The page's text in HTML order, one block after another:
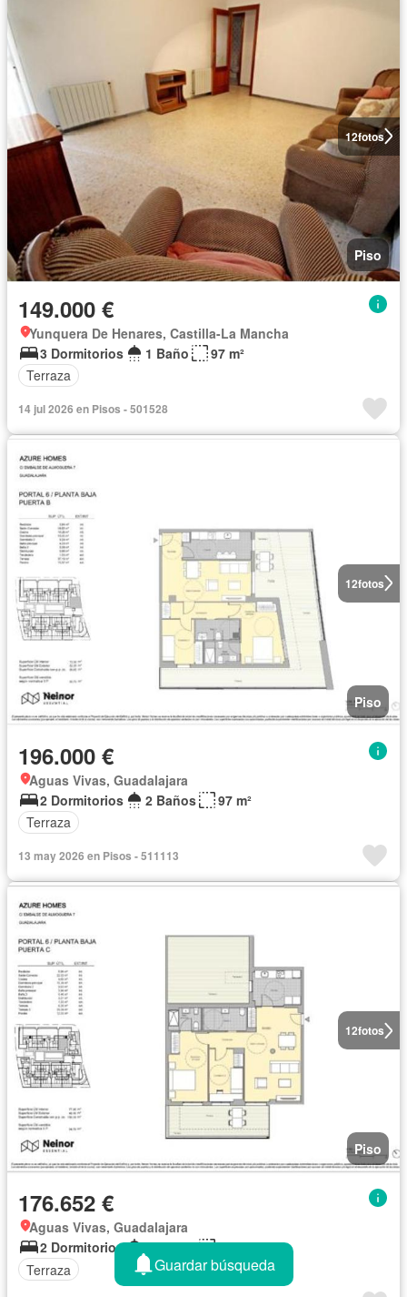
12fotos
Piso
149.000 €
Yunquera De Henares, Castilla-La Mancha
3 Dormitorios
1 Baño
97 m²
Terraza
14 jul 2026 en Pisos - 501528
12fotos
Piso
196.000 €
Aguas Vivas, Guadalajara
2 Dormitorios
2 Baños
97 m²
Terraza
13 may 2026 en Pisos - 511113
12fotos
Piso
176.652 €
Aguas Vivas, Guadalajara
2 Dormitorios
2 Baños
100 m²
Terraza
Guardar búsqueda